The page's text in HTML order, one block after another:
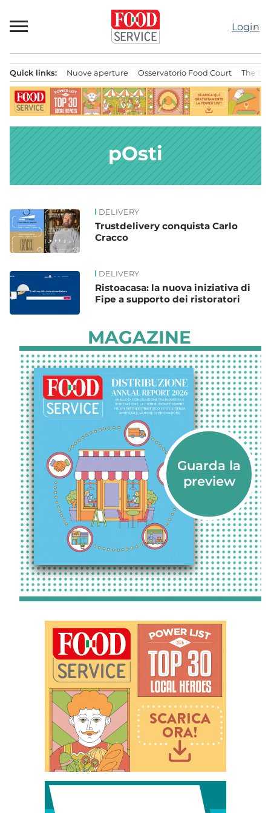
al
contenuto
Login
principale
Quick links: Nuove aperture Osservatorio Food Court The
pOsti
News DELIVERY
Trustdelivery conquista Carlo
Cracco
DELIVERY
Ristoacasa: la nuova iniziativa di
Fipe a supporto dei ristoratori
MAGAZINE